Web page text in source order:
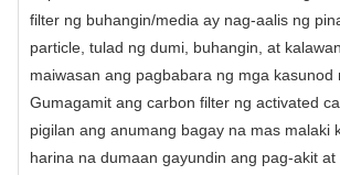
filter ng buhangin/media ay nag-aalis ng
particle, tulad ng dumi, buhangin, at
maiwasan ang pagbabara ng mga kasunod
Gumagamit ang carbon filter ng activated
pigilan ang anumang bagay na mas malaki
harina na dumaan gayundin ang pag-akit